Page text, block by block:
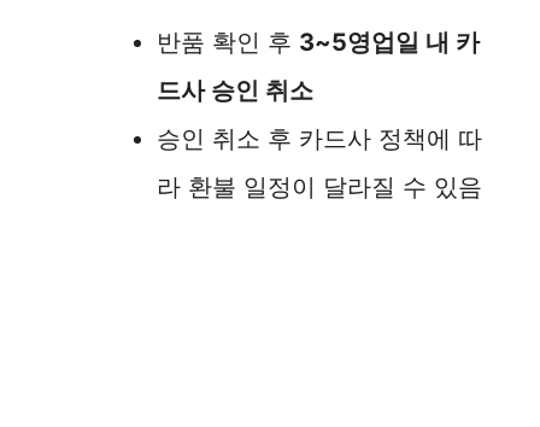
반품 확인 후 3~5영업일 내 카
드사 승인 취소
승인 취소 후 카드사 정책에 따
라 환불 일정이 달라질 수 있음